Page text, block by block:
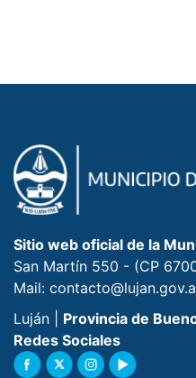
Sitio web oficial de la
San Martín 550 - (CP
Mail:
Luján | Provincia de
Redes Sociales